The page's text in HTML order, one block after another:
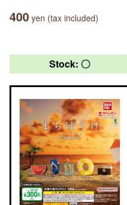
400 yen (tax included)
Stock: 〇